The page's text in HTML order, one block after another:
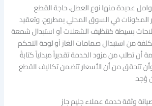
عديدة منها نوع العطل، حاجة القطع
المكونات في السوق المحلي بمطروح، وتعقيد
بسيطة كتنظيف الشعلات أو استبدال شمعة
من استبدال صمامات الغاز أو لوحة التحكم
أن تطلب من مزود الخدمة تقديراً مبدئياً كتابةً
وأن تتحقق من أن الأسعار تتضمن تكاليف القطع
وُجد.
وثقة خدمة عملاء جليم جاز